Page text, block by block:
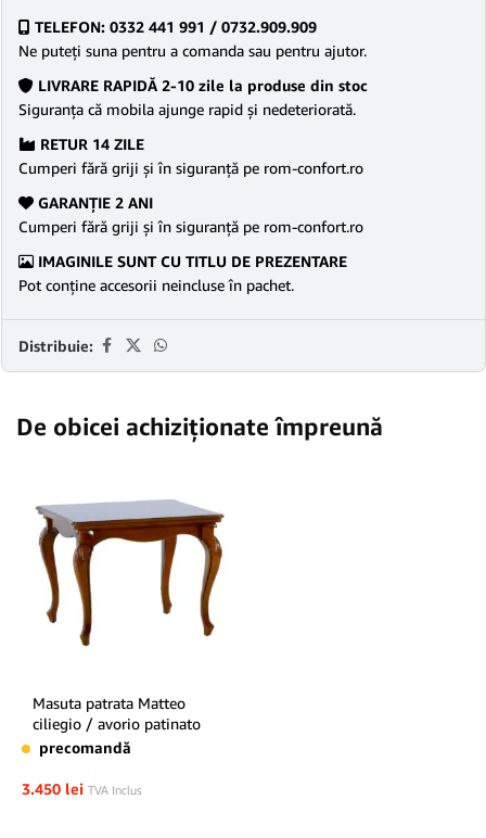
TELEFON: 0332 441 991 / 0732.909.909
Ne puteţi suna pentru a comanda sau pentru ajutor.
LIVRARE RAPIDĂ 2-10 zile la produse din stoc
Siguranţa că mobila ajunge rapid şi nedeteriorată.
RETUR 14 ZILE
Cumperi fără griji şi în siguranţă pe rom-confort.ro
GARANŢIE 2 ANI
Cumperi fără griji şi în siguranţă pe rom-confort.ro
IMAGINILE SUNT CU TITLU DE PREZENTARE
Pot conține accesorii neincluse în pachet.
Distribuie:
De obicei achiziționate împreună
Masuta patrata Matteo
ciliegio / avorio patinato
precomandă
3.450 lei TVA Inclus